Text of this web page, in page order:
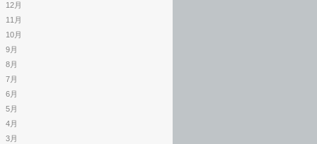
12月
11月
10月
9月
8月
7月
6月
5月
4月
3月